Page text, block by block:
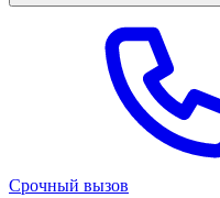
Срочный вызов